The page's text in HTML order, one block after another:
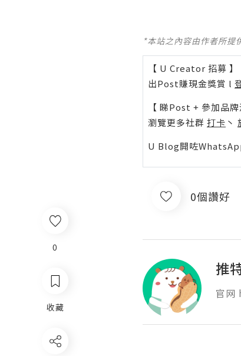
0
收藏
*本站之內容由作者所提
【 U Creator 招募 】
出Post賺現金獎賞 l
【 睇Post + 參加品牌
瀏覽更多社群 打卡 丶
U Blog開咗
0個讚好
推
官